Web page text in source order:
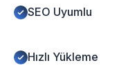
SEO Uyumlu
Hızlı Yükleme